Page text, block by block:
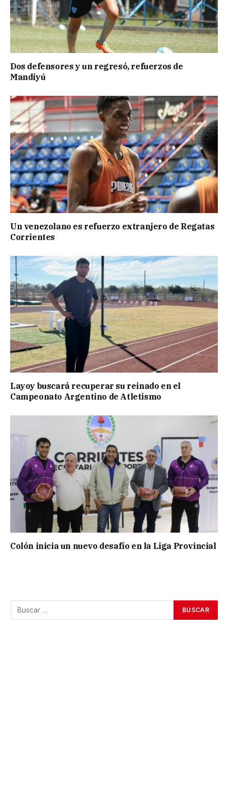
Dos defensores y un regresó, refuerzos de
Mandiyú
Un venezolano es refuerzo extranjero de Regatas
Corrientes
Layoy buscará recuperar su reinado en el
Campeonato Argentino de Atletismo
Colón inicia un nuevo desafío en la Liga Provincial